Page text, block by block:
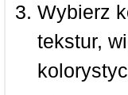
Wybierz
tekstur,